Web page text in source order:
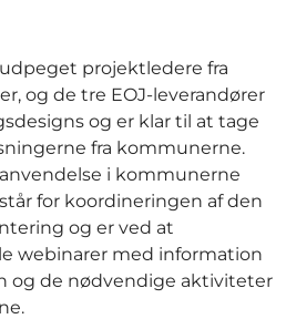
projektledere fra
og de tre EOJ-leverandører
og er klar til at tage
fra kommunerne.
i kommunerne
for koordineringen af den
og er ved at
webinarer med information
og de nødvendige aktiviteter